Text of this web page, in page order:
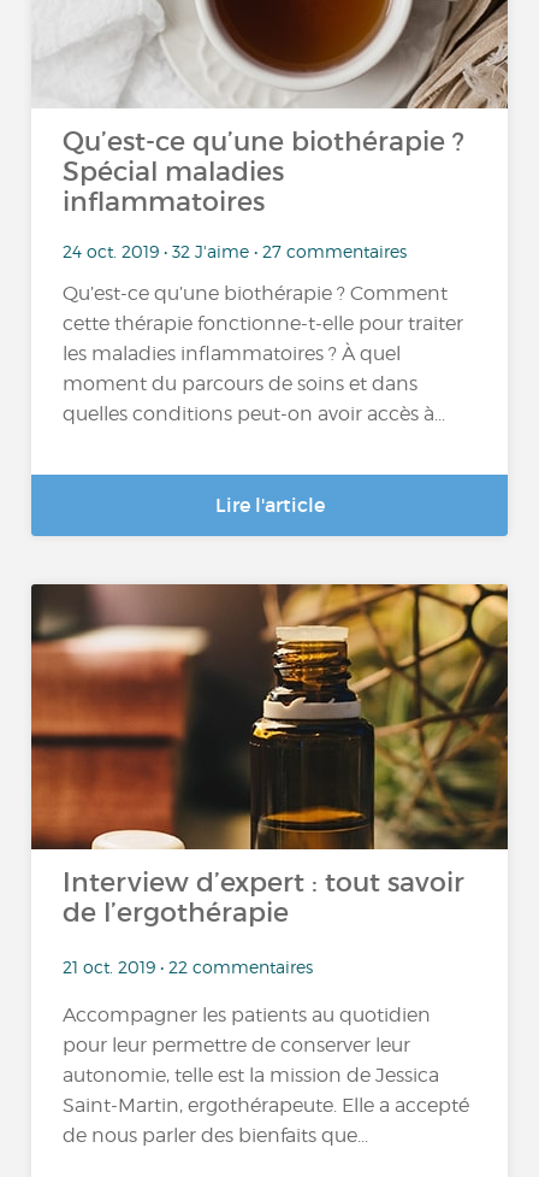
Qu’est-ce qu’une biothérapie ?
Spécial maladies
inflammatoires
24 oct. 2019 • 32 J'aime • 27 commentaires
Qu’est-ce qu’une biothérapie ? Comment
cette thérapie fonctionne-t-elle pour traiter
les maladies inflammatoires ? À quel
moment du parcours de soins et dans
quelles conditions peut-on avoir accès à...
Lire l'article
Interview d’expert : tout savoir
de l’ergothérapie
21 oct. 2019 • 22 commentaires
Accompagner les patients au quotidien
pour leur permettre de conserver leur
autonomie, telle est la mission de Jessica
Saint-Martin, ergothérapeute. Elle a accepté
de nous parler des bienfaits que...